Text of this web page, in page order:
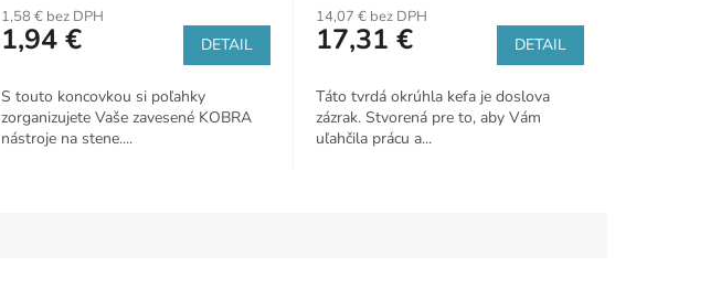
1,58 € bez DPH
1,94 € DETAIL
S touto koncovkou si poľahky
zorganizujete Vaše zavesené KOBRA
nástroje na stene....
14,07 € bez DPH
17,31 € DETAIL
Táto tvrdá okrúhla kefa je doslova
zázrak. Stvorená pre to, aby Vám
uľahčila prácu a...